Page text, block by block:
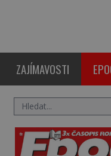
ZAJÍMAVOSTI